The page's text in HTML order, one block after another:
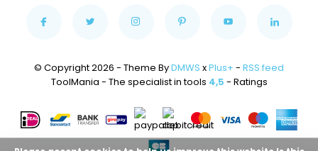
© Copyright 2026 - Theme ByDMWS xPlus+ - RSS feed
ToolMania - The specialist in tools 4,5 - Ratings